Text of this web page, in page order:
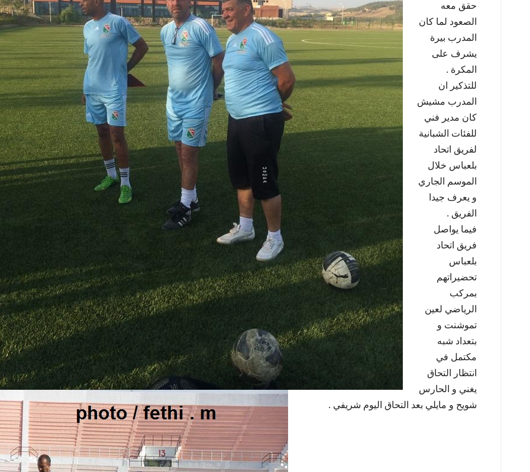
حقق معه
الصعود لما كان
المدرب بيرة
يشرف على
المكرة .
للتذكير ان
المدرب مشيش
كان مدير فني
للفئات الشبانية
لفريق اتحاد
بلعباس خلال
الموسم الجاري
و يعرف جيدا
الفريق .
فيما يواصل
فريق اتحاد
بلعباس
تحضيراتهم
بمركب
الرياضي لعين
تموشنت و
بتعداد شبه
مكتمل في
انتظار التحاق
يغني و الحارس
شويح و مايلي بعد التحاق اليوم شريفي .